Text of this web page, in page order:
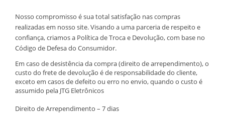
Nosso compromisso é sua total satisfação nas compras
realizadas em nosso site. Visando a uma parceria de respeito e
confiança, criamos a Política de Troca e Devolução, com base no
Código de Defesa do Consumidor.
Em caso de desistência da compra (direito de arrependimento), o
custo do frete de devolução é de responsabilidade do cliente,
exceto em casos de defeito ou erro no envio, quando o custo é
assumido pela JTG Eletrônicos
Direito de Arrependimento – 7 dias